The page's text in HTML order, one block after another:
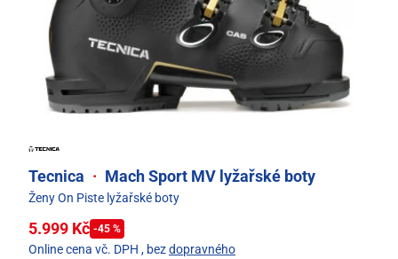
Tecnica · Mach Sport MV lyžařské boty
Ženy On Piste lyžařské boty
5.999 Kč -45 %
Online cena vč. DPH , bezdopravného